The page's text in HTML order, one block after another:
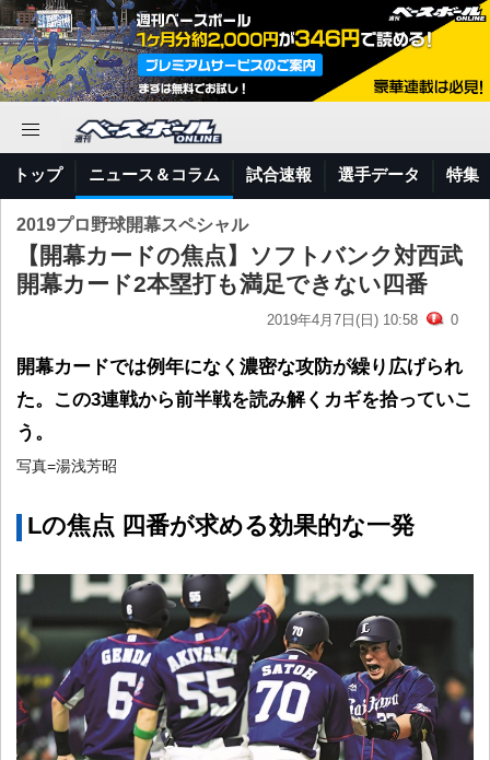
トップ ニュース＆コラム 試合速報 選手データ 特集
2019プロ野球開幕スペシャル
【開幕カードの焦点】ソフトバンク対西武
開幕カード2本塁打も満足できない四番
2019年4月7日(日) 10:58 0
開幕カードでは例年になく濃密な攻防が繰り広げられ
た。この3連戦から前半戦を読み解くカギを拾っていこ
う。
写真=湯浅芳昭
Lの焦点 四番が求める効果的な一発